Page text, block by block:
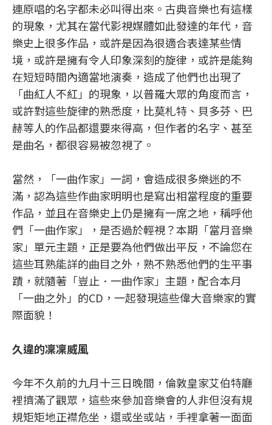
連原唱的名字都未必叫得出來。古典音樂也有這樣
的現象，尤其在當代影視媒體如此發達的年代，音
樂史上很多作品，或許是因為很適合表達某些情
境，或許是擁有令人印象深刻的旋律，或許是能夠
在短短時間內適當地演奏，造成了他們也出現了
「曲紅人不紅」的現象，以普羅大眾的角度而言，
或許對這些旋律的熟悉度，比莫札特、貝多芬、巴
赫等人的作品都還要來得高，但作者的名字、甚至
是曲名，都很容易被忽視了。
當然，「一曲作家」一詞，會造成很多樂迷的不
滿，認為這些作曲家明明也是寫出相當程度的重要
作品，並且在音樂史上仍是擁有一席之地，稱呼他
們「一曲作家」，是否過於輕視？本期「當月音樂
家」單元主題，正是要為他們做出平反，不論您在
這些耳熟能詳的曲目之外，熟不熟悉他們的生平事
蹟，就隨著「豈止．一曲作家」主題，配合本月
「一曲之外」的CD，一起發現這些偉大音樂家的實
際面貌！
久違的凜凜威風
今年不久前的九月十三日晚間，倫敦皇家艾伯特廳
裡擠滿了觀眾，這些來參加音樂會的人非但沒有規
規矩矩地正襟危坐，還或坐或站，手裡拿著一面面